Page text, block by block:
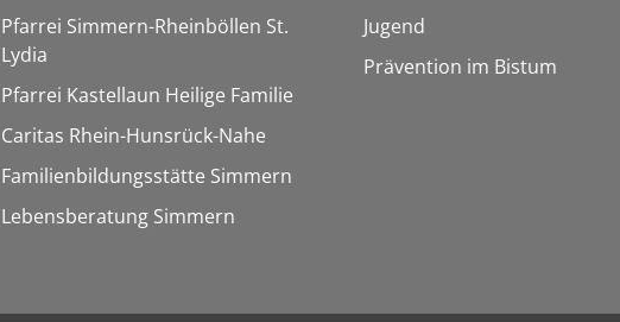
Pfarrei Simmern-Rheinböllen St.
Lydia
Pfarrei Kastellaun Heilige Familie
Caritas Rhein-Hunsrück-Nahe
Familienbildungsstätte Simmern
Lebensberatung Simmern
Jugend
Prävention im Bistum